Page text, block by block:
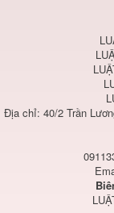
Địa chỉ: 40/2 Trần